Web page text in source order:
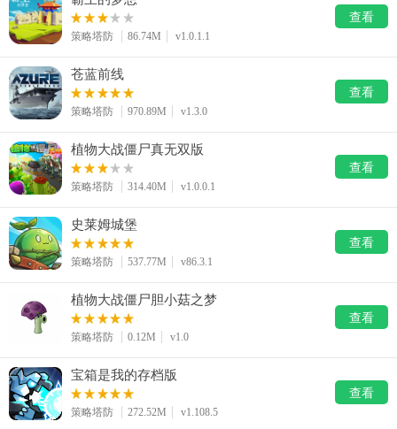
策略塔防 86.74M v1.0.1.1
查看
苍蓝前线
策略塔防 970.89M v1.3.0
查看
植物大战僵尸真无双版
策略塔防 314.40M v1.0.0.1
查看
史莱姆城堡
策略塔防 537.77M v86.3.1
查看
植物大战僵尸胆小菇之梦
策略塔防 0.12M v1.0
查看
宝箱是我的存档版
策略塔防 272.52M v1.108.5
查看